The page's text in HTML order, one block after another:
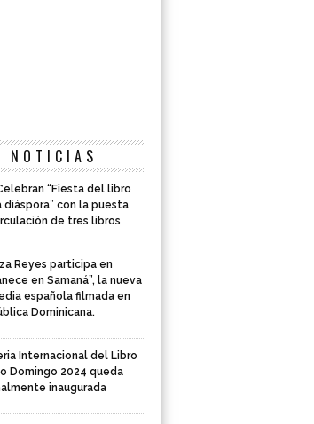
NOTICIAS
“Fiesta del libro
diáspora” con la puesta
de tres libros
Reyes participa en
en Samaná”, la nueva
española filmada en
Dominicana.
Internacional del Libro
Domingo 2024 queda
inaugurada